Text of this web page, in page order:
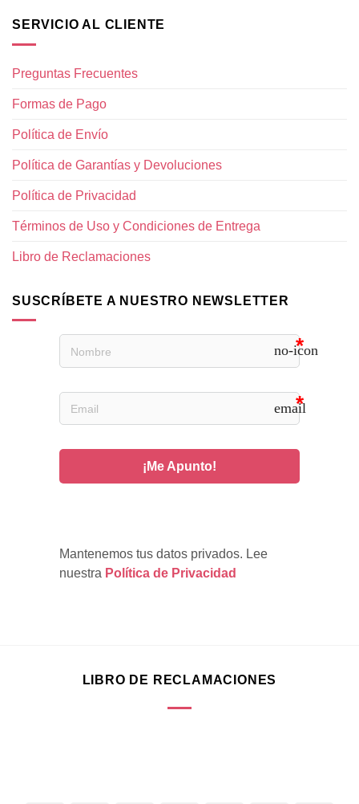
SERVICIO AL CLIENTE
Preguntas Frecuentes
Formas de Pago
Política de Envío
Política de Garantías y Devoluciones
Política de Privacidad
Términos de Uso y Condiciones de Entrega
Libro de Reclamaciones
SUSCRÍBETE A NUESTRO NEWSLETTER
no-icon
email
¡Me Apunto!
Mantenemos tus datos privados. Lee
nuestra Política de Privacidad
LIBRO DE RECLAMACIONES